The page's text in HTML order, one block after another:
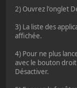
2) Ouvrez l'onglet
3) La liste des
affichée.
4) Pour ne plus
avec le bouton droit
Désactiver.